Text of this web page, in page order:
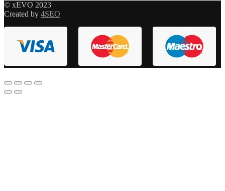
© xEVO 2023
Created by 4SEO